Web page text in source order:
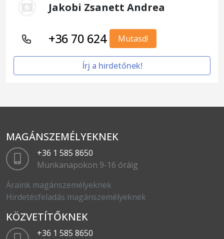
Jakobi Zsanett Andrea
+36 70 624 Mutasd!
Írj a hirdetőnek!
MAGÁNSZEMÉLYEKNEK
+36 1 585 8650
Munkanapokon 9-16 óráig
Áraink magánszemélyeknek
Hirdetésfeladás magánszemélyeknek
KÖZVETÍTŐKNEK
+36 1 585 8650